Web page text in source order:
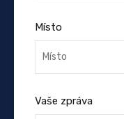
Místo
Vaše zpráva